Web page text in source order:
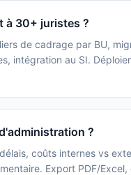
à 30+ juristes ?
de cadrage par BU,
intégration au SI.
?
coûts internes vs
Export PDF/